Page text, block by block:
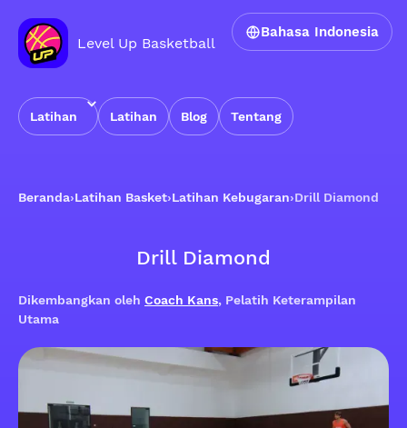
Level Up Basketball
Latihan Latihan Blog Tentang
Bahasa Indonesia
Beranda›Latihan Basket›Latihan Kebugaran›Drill Diamond
Drill Diamond
Dikembangkan oleh Coach Kans, Pelatih Keterampilan
Utama